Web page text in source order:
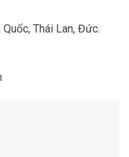
Thái Lan, Đức.